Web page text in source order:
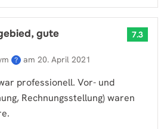
gute
? am 20. April 2021
7.3
professionell. Vor- und
Rechnungsstellung) waren